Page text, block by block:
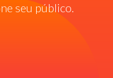
seu público.